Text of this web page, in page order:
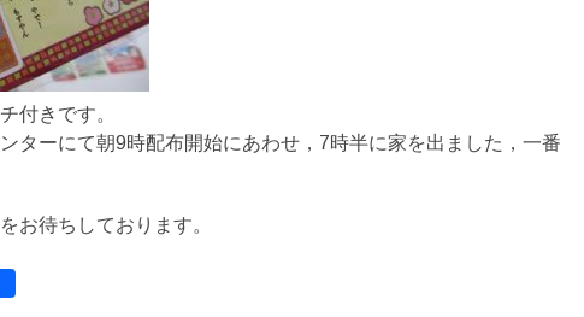
付きです。
ターにて朝9時配布開始にあわせ，7時半に家を出ました，一番
お待ちしております。